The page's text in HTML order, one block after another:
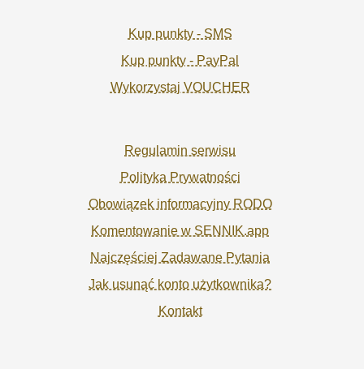
Kup punkty - SMS
Kup punkty - PayPal
Wykorzystaj VOUCHER
Regulamin serwisu
Polityka Prywatności
Obowiązek informacyjny RODO
Komentowanie w SENNIK.app
Najczęściej Zadawane Pytania
Jak usunąć konto użytkownika?
Kontakt